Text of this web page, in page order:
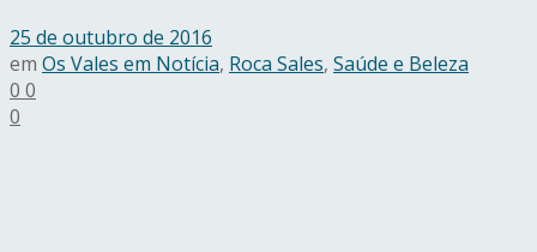
25 de outubro de 2016
em Os Vales em Notícia, Roca Sales, Saúde e Beleza
0 0
0